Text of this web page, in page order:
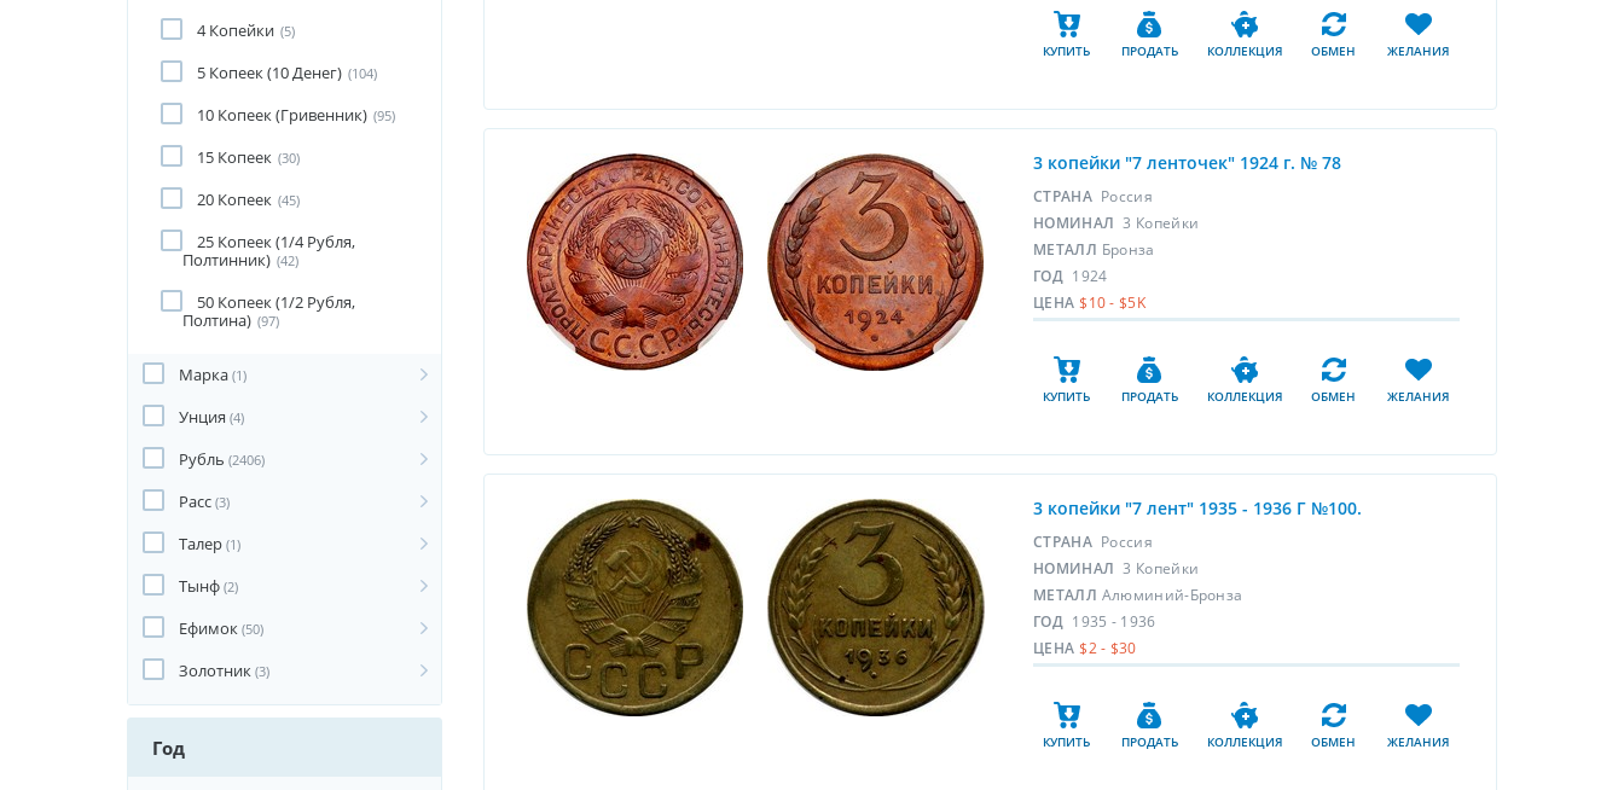
4 Копейки (5)
5 Копеек (10 Денег) (104)
10 Копеек (Гривенник) (95)
15 Копеек (30)
20 Копеек (45)
25 Копеек (1/4 Рубля,
Полтинник) (42)
50 Копеек (1/2 Рубля,
Полтина) (97)
Марка (1)
Унция (4)
Рубль (2406)
Расс (3)
Талер (1)
Тынф (2)
Ефимок (50)
Золотник (3)
Год
КУПИТЬ ПРОДАТЬ КОЛЛЕКЦИЯ ОБМЕН ЖЕЛАНИЯ
3 копейки "7 ленточек" 1924 г. № 78
СТРАНА Россия
НОМИНАЛ 3 Копейки
МЕТАЛЛ Бронза
ГОД 1924
ЦЕНА $10 - $5K
КУПИТЬ ПРОДАТЬ КОЛЛЕКЦИЯ ОБМЕН ЖЕЛАНИЯ
3 копейки "7 лент" 1935 - 1936 Г №100.
СТРАНА Россия
НОМИНАЛ 3 Копейки
МЕТАЛЛ Алюминий-Бронза
ГОД 1935 - 1936
ЦЕНА $2 - $30
КУПИТЬ ПРОДАТЬ КОЛЛЕКЦИЯ ОБМЕН ЖЕЛАНИЯ